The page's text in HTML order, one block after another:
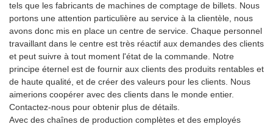
tels que les fabricants de machines de comptage de billets. Nous
portons une attention particulière au service à la clientèle, nous
avons donc mis en place un centre de service. Chaque personnel
travaillant dans le centre est très réactif aux demandes des clients
et peut suivre à tout moment l'état de la commande. Notre
principe éternel est de fournir aux clients des produits rentables et
de haute qualité, et de créer des valeurs pour les clients. Nous
aimerions coopérer avec des clients dans le monde entier.
Contactez-nous pour obtenir plus de détails.
Avec des chaînes de production complètes et des employés